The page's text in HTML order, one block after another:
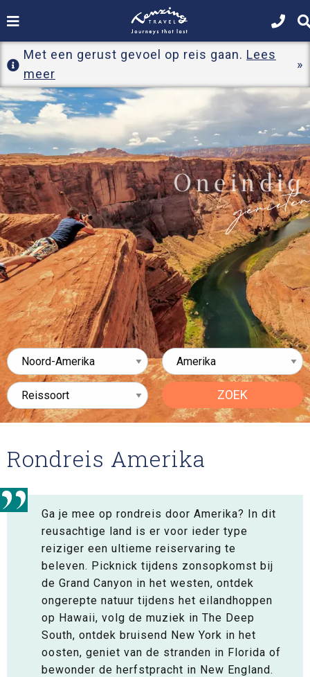
Met een gerust gevoel op reis gaan. Lees
meer
ZOEK
Oneindig
Rondreis Amerika
Ga je mee op rondreis door Amerika? In dit
reusachtige land is er voor ieder type
reiziger een ultieme reiservaring te
beleven. Picknick tijdens zonsopkomst bij
de Grand Canyon in het westen, ontdek
ongerepte natuur tijdens het eilandhoppen
op Hawaii, volg de muziek in The Deep
South, ontdek bruisend New York in het
oosten, geniet van de stranden in Florida of
bewonder de herfstpracht in New England.